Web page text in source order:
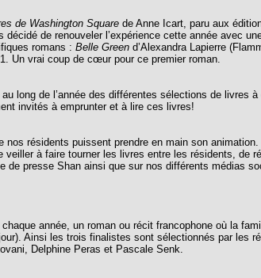
de Washington Square de Anne Icart, paru aux
de renouveler l’expérience cette année avec
romans : Belle Green d’Alexandra Lapierre
Un vrai coup de cœur pour ce premier roman.
long de l’année des différentes sélections de livres
invités à emprunter et à lire ces livres!
résidents puissent prendre en main son
à faire tourner les livres entre les résidents, de
presse Shan ainsi que sur nos différents médias
année, un roman ou récit francophone où la
Ainsi les trois finalistes sont sélectionnés par les
Delphine Peras et Pascale Senk.